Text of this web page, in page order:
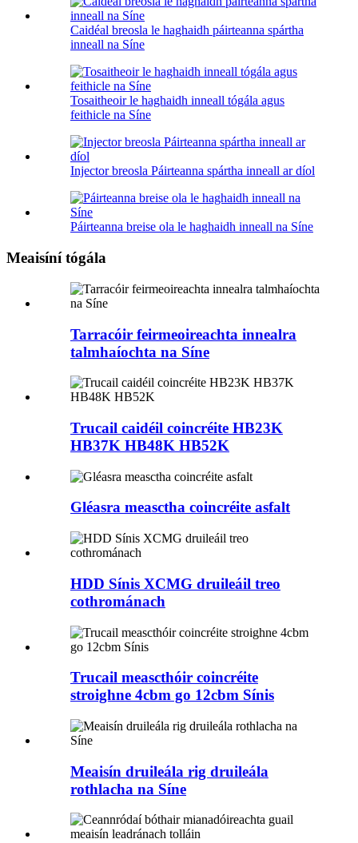
Caidéal breosla le haghaidh páirteanna spártha
inneall na Síne
Tosaitheoir le haghaidh inneall tógála agus
feithicle na Síne
Injector breosla Páirteanna spártha inneall ar díol
Páirteanna breise ola le haghaidh inneall na Síne
Meaisíní tógála
Tarracóir feirmeoireachta innealra
talmhaíochta na Síne
Trucail caidéil coincréite HB23K
HB37K HB48K HB52K
Gléasra measctha coincréite asfalt
HDD Sínis XCMG druileáil treo
cothrománach
Trucail meascthóir coincréite
stroighne 4cbm go 12cbm Sínis
Meaisín druileála rig druileála
rothlacha na Síne